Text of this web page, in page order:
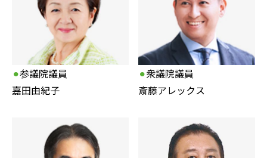
⚫︎参議院議員
嘉田由紀子
⚫︎衆議院議員
斎藤アレックス